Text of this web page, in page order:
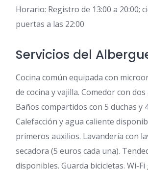
Horario: Registro de 13:00 a 20:00;
puertas a las 22:00
Servicios del
Cocina común equipada con
de cocina y vajilla. Comedor con dos
Baños compartidos con 5 duchas y
Calefacción y agua caliente
primeros auxilios. Lavandería con
secadora (5 euros cada una).
disponibles. Guarda bicicletas. Wi-